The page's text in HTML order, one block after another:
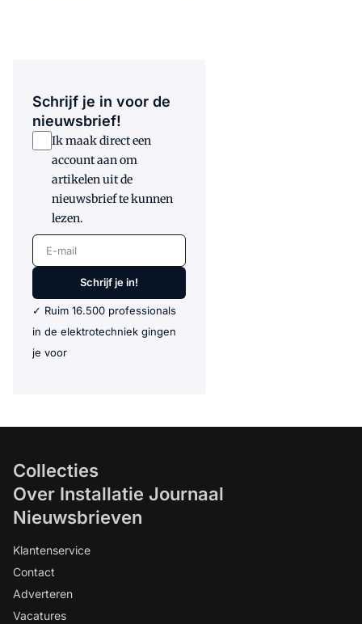
Schrijf je in voor de
nieuwsbrief!
Ik maak direct een
account aan om
artikelen uit de
nieuwsbrief te kunnen
lezen.
E-mail
Schrijf je in!
✓ Ruim 16.500 professionals
in de elektrotechniek gingen
je voor
Collecties
Over Installatie Journaal
Nieuwsbrieven
Klantenservice
Contact
Adverteren
Vacatures